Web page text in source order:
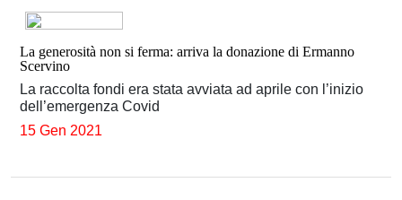
La generosità non si ferma: arriva la donazione di Ermanno
Scervino
La raccolta fondi era stata avviata ad aprile con l’inizio
dell’emergenza Covid
15 Gen 2021